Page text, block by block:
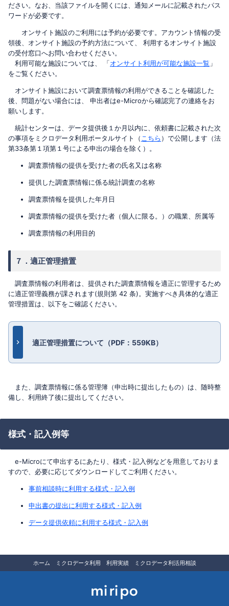
ださい。なお、当該ファイルを開くには、通知メールに記載されたパス
ワードが必要です。
オンサイト施設のご利用には予約が必要です。アカウント情報の受
領後、オンサイト施設の予約方法について、 利用するオンサイト施設
の受付窓口へお問い合わせください。
利用可能な施設については、 「オンサイト利用が可能な施設一覧 」
をご覧ください。
オンサイト施設において調査票情報の利用ができることを確認した
後、問題がない場合には、 申出者はe-Microから確認完了の連絡をお
願いします。
統計センターは、データ提供後１か月以内に、依頼書に記載された次
の事項をミクロデータ利用ポータルサイト（こちら ）で公開します（法
第33条第１項第１号による申出の場合を除く）。
調査票情報の提供を受けた者の氏名又は名称
提供した調査票情報に係る統計調査の名称
調査票情報を提供した年月日
調査票情報の提供を受けた者（個人に限る。）の職業、所属等
調査票情報の利用目的
７．適正管理措置
調査票情報の利用者は、提供された調査票情報を適正に管理するため
に適正管理義務が課されます(規則第 42 条)。実施すべき具体的な適正
管理措置は、以下をご確認ください。
適正管理措置について（PDF：559KB）
また、調査票情報に係る管理簿（申出時に提出したもの）は、随時整
備し、利用終了後に提出してください。
様式・記入例等
e-Microにて申出するにあたり、様式・記入例などを用意しておりま
すので、必要に応じてダウンロードしてご利用ください。
事前相談時に利用する様式・記入例
申出書の提出に利用する様式・記入例
データ提供依頼に利用する様式・記入例
ホーム ミクロデータ利用 利用実績 ミクロデータ利活用相談